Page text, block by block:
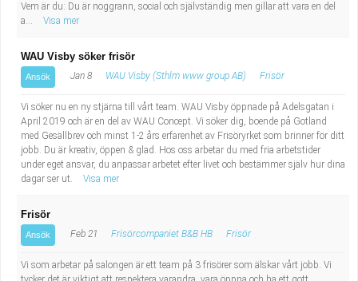
Vem är du: Du är noggrann, social och självständig men gillar att vara en del
a...
Visa mer
WAU Visby söker frisör
Ansök Jan 8 WAU Visby (Sthlm www group AB) Frisör
Vi söker nu en ny stjärna till vårt team. WAU Visby öppnade på Adelsgatan i
April 2019 och är en del av WAU Concept. Vi söker dig, boende på Gotland
med Gesällbrev och minst 1-2 års erfarenhet av Frisöryrket som brinner för ditt
jobb. Du är kreativ, öppen & glad. Hos oss arbetar du med fria arbetstider
under eget ansvar, du anpassar arbetet efter livet och bestämmer själv hur dina
dagar ser ut.
Visa mer
Frisör
Ansök Feb 21 Frisörcompaniet B&B HB Frisör
Vi som arbetar på salongen är ett team på 3 frisörer som älskar vårt jobb. Vi